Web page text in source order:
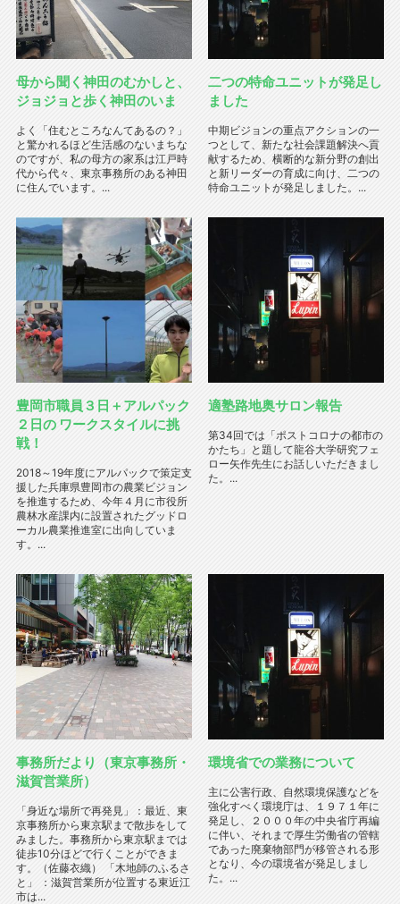
母から聞く神田のむかしと、
ジョジョと歩く神田のいま
よく「住むところなんてあるの？」
と驚かれるほど生活感のないまちな
のですが、私の母方の家系は江戸時
代から代々、東京事務所のある神田
に住んでいます。...
二つの特命ユニットが発足し
ました
中期ビジョンの重点アクションの一
つとして、新たな社会課題解決へ貢
献するため、横断的な新分野の創出
と新リーダーの育成に向け、二つの
特命ユニットが発足しました。...
豊岡市職員３日＋アルパック
２日の ワークスタイルに挑
戦！
2018～19年度にアルパックで策定支
援した兵庫県豊岡市の農業ビジョン
を推進するため、今年４月に市役所
農林水産課内に設置されたグッドロ
ーカル農業推進室に出向していま
す。...
適塾路地奥サロン報告
第34回では「ポストコロナの都市の
かたち」と題して龍谷大学研究フェ
ロー矢作先生にお話しいただきまし
た。...
事務所だより（東京事務所・
滋賀営業所）
「身近な場所で再発見」：最近、東
京事務所から東京駅まで散歩をして
みました。事務所から東京駅までは
徒歩10分ほどで行くことができま
す。（佐藤衣織） 「木地師のふるさ
と」 ：滋賀営業所が位置する東近江
市は...
環境省での業務について
主に公害行政、自然環境保護などを
強化すべく環境庁は、１９７１年に
発足し、２０００年の中央省庁再編
に伴い、それまで厚生労働省の管轄
であった廃棄物部門が移管される形
となり、今の環境省が発足しまし
た。...